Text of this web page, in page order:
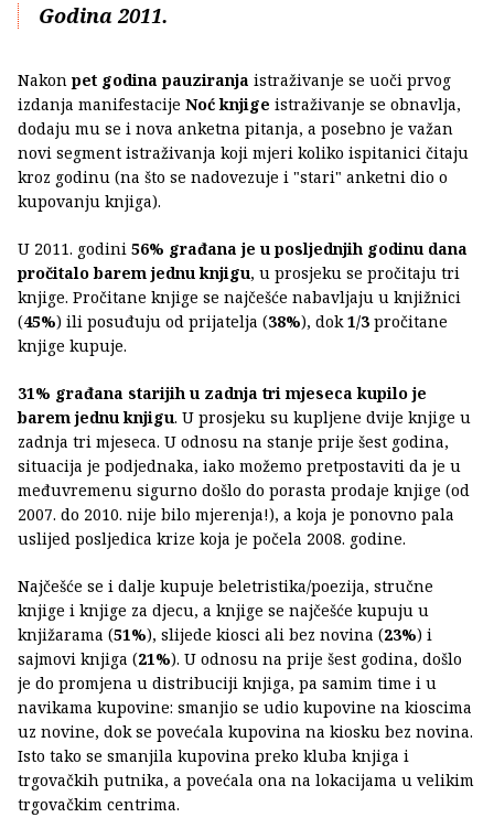
Godina 2011.
Nakon pet godina pauziranja istraživanje se uoči prvog
izdanja manifestacije Noć knjige istraživanje se obnavlja,
dodaju mu se i nova anketna pitanja, a posebno je važan
novi segment istraživanja koji mjeri koliko ispitanici čitaju
kroz godinu (na što se nadovezuje i "stari" anketni dio o
kupovanju knjiga).
U 2011. godini 56% građana je u posljednjih godinu dana
pročitalo barem jednu knjigu, u prosjeku se pročitaju tri
knjige. Pročitane knjige se najčešće nabavljaju u knjižnici
(45%) ili posuđuju od prijatelja (38%), dok 1/3 pročitane
knjige kupuje.
31% građana starijih u zadnja tri mjeseca kupilo je
barem jednu knjigu. U prosjeku su kupljene dvije knjige u
zadnja tri mjeseca. U odnosu na stanje prije šest godina,
situacija je podjednaka, iako možemo pretpostaviti da je u
međuvremenu sigurno došlo do porasta prodaje knjige (od
2007. do 2010. nije bilo mjerenja!), a koja je ponovno pala
uslijed posljedica krize koja je počela 2008. godine.
Najčešće se i dalje kupuje beletristika/poezija, stručne
knjige i knjige za djecu, a knjige se najčešće kupuju u
knjižarama (51%), slijede kiosci ali bez novina (23%) i
sajmovi knjiga (21%). U odnosu na prije šest godina, došlo
je do promjena u distribuciji knjiga, pa samim time i u
navikama kupovine: smanjio se udio kupovine na kioscima
uz novine, dok se povećala kupovina na kiosku bez novina.
Isto tako se smanjila kupovina preko kluba knjiga i
trgovačkih putnika, a povećala ona na lokacijama u velikim
trgovačkim centrima.